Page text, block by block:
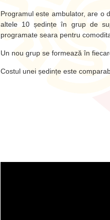
Programul este ambulator, are o
altele 10 ședințe în grup de
programate seara pentru
Un nou grup se formează în
Costul unei ședințe este